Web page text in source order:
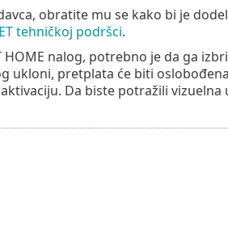
obratite mu se kako bi je
tehničkoj podršci.
HOME nalog, potrebno je da ga
ukloni, pretplata će biti
Da biste potražili